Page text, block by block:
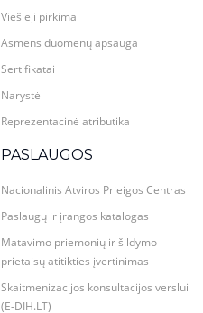
Viešieji pirkimai
Asmens duomenų apsauga
Sertifikatai
Narystė
Reprezentacinė atributika
PASLAUGOS
Nacionalinis Atviros Prieigos Centras
Paslaugų ir įrangos katalogas
Matavimo priemonių ir šildymo
prietaisų atitikties įvertinimas
Skaitmenizacijos konsultacijos verslui
(E-DIH.LT)